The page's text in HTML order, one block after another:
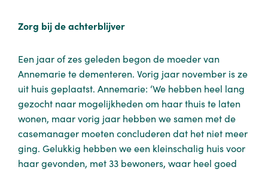
Zorg bij de achterblijver
Een jaar of zes geleden begon de moeder van
Annemarie te dementeren. Vorig jaar november is ze
uit huis geplaatst. Annemarie: ‘We hebben heel lang
gezocht naar mogelijkheden om haar thuis te laten
wonen, maar vorig jaar hebben we samen met de
casemanager moeten concluderen dat het niet meer
ging. Gelukkig hebben we een kleinschalig huis voor
haar gevonden, met 33 bewoners, waar heel goed